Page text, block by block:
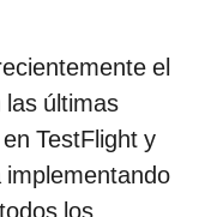
el
últimas
TestFlight y